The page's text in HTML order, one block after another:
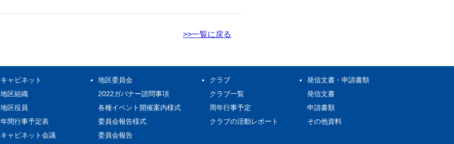
>>一覧に戻る
キャビネット
地区組織
地区役員
年間行事予定表
キャビネット会議
地区委員会
2022ガバナー諮問事項
各種イベント開催案内様式
委員会報告様式
委員会報告
クラブ
クラブ一覧
周年行事予定
クラブの活動レポート
発信文書・申請書類
発信文書
申請書類
その他資料